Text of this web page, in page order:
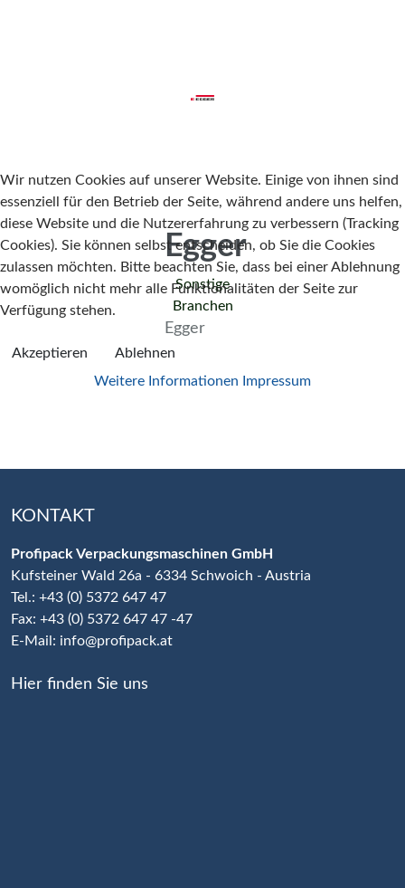
Egger
Sonstige
Branchen
Egger
KONTAKT
Profipack Verpackungsmaschinen GmbH
Kufsteiner Wald 26a - 6334 Schwoich - Austria
Tel.: +43 (0) 5372 647 47
Fax: +43 (0) 5372 647 47 -47
E-Mail: info@profipack.at
Hier finden Sie uns
Wir nutzen Cookies auf unserer Website. Einige von ihnen sind
essenziell für den Betrieb der Seite, während andere uns helfen,
diese Website und die Nutzererfahrung zu verbessern (Tracking
Cookies). Sie können selbst entscheiden, ob Sie die Cookies
zulassen möchten. Bitte beachten Sie, dass bei einer Ablehnung
womöglich nicht mehr alle Funktionalitäten der Seite zur
Verfügung stehen.
Akzeptieren
Ablehnen
Weitere Informationen
Impressum